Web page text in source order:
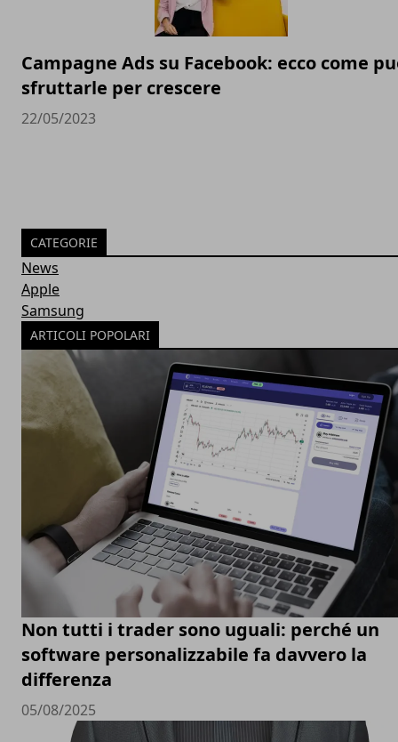
Campagne Ads su Facebook: ecco come
sfruttarle per crescere
22/05/2023
CATEGORIE
News
Apple
Samsung
ARTICOLI POPOLARI
Non tutti i trader sono uguali: perché un
software personalizzabile fa davvero la
differenza
05/08/2025